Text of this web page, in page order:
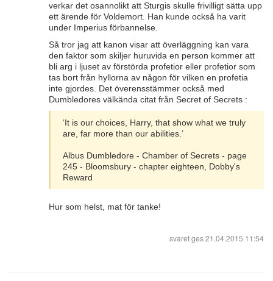
verkar det osannolikt att Sturgis skulle frivilligt sätta upp
ett ärende för Voldemort. Han kunde också ha varit
under Imperius förbannelse.
Så tror jag att kanon visar att överläggning kan vara
den faktor som skiljer huruvida en person kommer att
bli arg i ljuset av förstörda profetior eller profetior som
tas bort från hyllorna av någon för vilken en profetia
inte gjordes. Det överensstämmer också med
Dumbledores välkända citat från Secret of Secrets :
‘It is our choices, Harry, that show what we truly
are, far more than our abilities.’
Albus Dumbledore - Chamber of Secrets - page
245 - Bloomsbury - chapter eighteen, Dobby's
Reward
Hur som helst, mat för tanke!
svaret ges21.04.2015 11:54